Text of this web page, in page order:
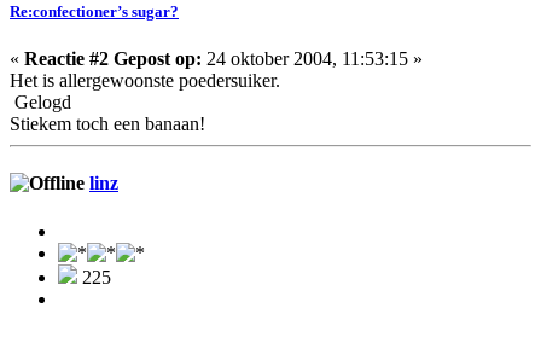
Re:confectioner’s sugar?
« Reactie #2 Gepost op: 24 oktober 2004, 11:53:15 »
Het is allergewoonste poedersuiker.
Gelogd
Stiekem toch een banaan!
linz
225